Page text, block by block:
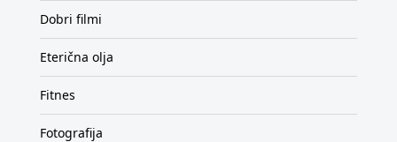
Dobri filmi
Eterična olja
Fitnes
Fotografija